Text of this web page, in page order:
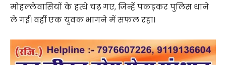
मोहल्लेवासियों के हत्थे चढ़ गए, जिन्हें पकड़कर पुलिस थाने
ले गई। वहीं एक युवक भागने में सफल रहा।